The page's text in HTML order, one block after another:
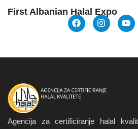
First Albanian Halal Expo
Agencija za certificiranje halal